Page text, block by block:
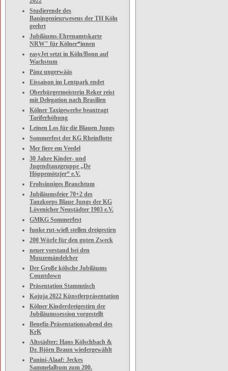
Studierende des
Bauingenieurwesens der TH Köln
geehrt
Jubiläums-Ehrenamtskarte
NRW" für Kölner*innen
easyJet setzt in Köln/Bonn auf
Wachstum
Pänz ungerwääs
Eissaison im Lentpark endet
Oberbürgermeisterin Reker reist
mit Delegation nach Brasilien
Kölner Taxigewerbe beantragt
Tariferhöhung
Leinen Los für die Blauen Jungs
Sommerfest der KG Rheinflotte
Mer fiere em Veedel
30 Jahre Kinder- und
Jugendtanzgruppe „De
Höppemötzjer“ e.V.
Frohsinniges Brauchtum
Jubiläumsfeier 70+2 des
Tanzkorps Blaue Jungs der KG
Lövenicher Neustädter 1903 e.V.
GMKG Sommerfest
funke rut-wieß stellen dreigestirn
200 Würfe für den guten Zweck
neuer vorstand bei den
Muuzemändelcher
Der Große kölsche Jubiläums
Countdown
Präsentation Stammtisch
Kajuja 2022 Künstlerpräsentation
Kölner Kinderdreigestirn der
Jubiläumssession vorgestellt
Benefiz-Präsentationsabend des
KrK
Altstädter: Hans Kölschbach &
Dr. Björn Braun wiedergewählt
Panini-Alaaf: Jeckes
Sammelalbum zum 200.